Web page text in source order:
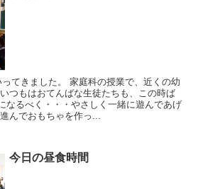
てきました。 家庭科の授業で、近くの幼
つもはおてんばな生徒たちも、この時ば
なるべく・・・やさしく一緒に遊んであげ
んでおもちゃを作っ...
今日の昼食時間